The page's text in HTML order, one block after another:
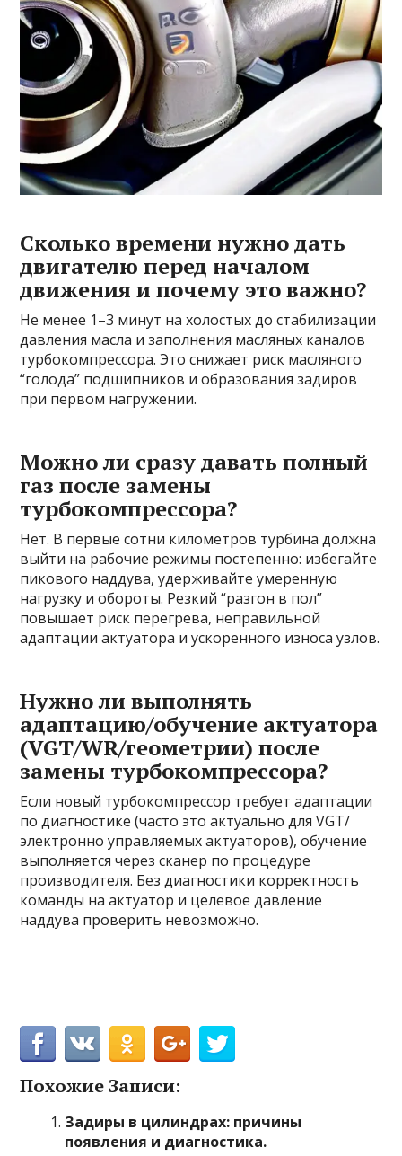
Сколько времени нужно дать
двигателю перед началом
движения и почему это важно?
Не менее 1–3 минут на холостых до стабилизации
давления масла и заполнения масляных каналов
турбокомпрессора. Это снижает риск масляного
“голода” подшипников и образования задиров
при первом нагружении.
Можно ли сразу давать полный
газ после замены
турбокомпрессора?
Нет. В первые сотни километров турбина должна
выйти на рабочие режимы постепенно: избегайте
пикового наддува, удерживайте умеренную
нагрузку и обороты. Резкий “разгон в пол”
повышает риск перегрева, неправильной
адаптации актуатора и ускоренного износа узлов.
Нужно ли выполнять
адаптацию/обучение актуатора
(VGT/WR/геометрии) после
замены турбокомпрессора?
Если новый турбокомпрессор требует адаптации
по диагностике (часто это актуально для VGT/
электронно управляемых актуаторов), обучение
выполняется через сканер по процедуре
производителя. Без диагностики корректность
команды на актуатор и целевое давление
наддува проверить невозможно.
Похожие Записи:
Задиры в цилиндрах: причины
появления и диагностика.